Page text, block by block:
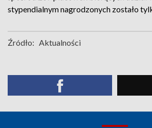
stypendialnym nagrodzonych zostało
Źródło: Aktualności